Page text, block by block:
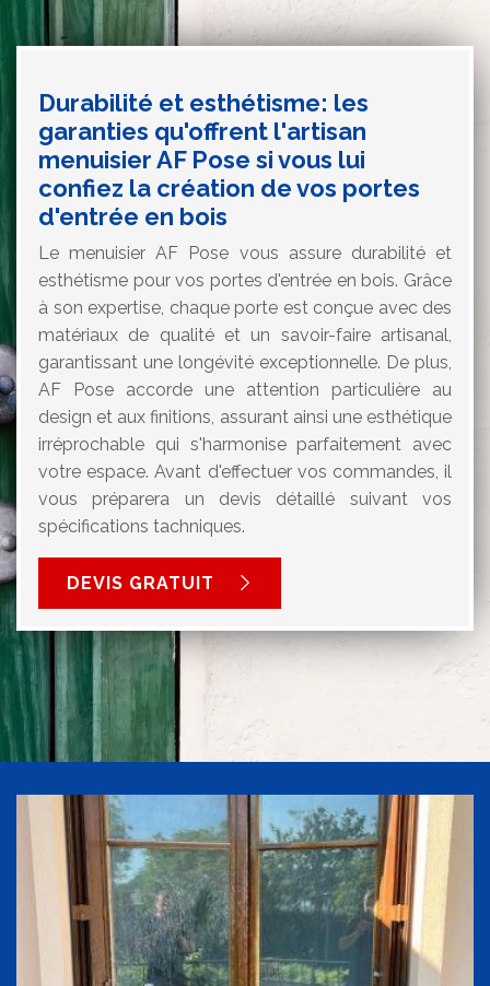
Durabilité et esthétisme: les
garanties qu'offrent l'artisan
menuisier AF Pose si vous lui
confiez la création de vos portes
d'entrée en bois
Le menuisier AF Pose vous assure durabilité et
esthétisme pour vos portes d'entrée en bois. Grâce
à son expertise, chaque porte est conçue avec des
matériaux de qualité et un savoir-faire artisanal,
garantissant une longévité exceptionnelle. De plus,
AF Pose accorde une attention particulière au
design et aux finitions, assurant ainsi une esthétique
irréprochable qui s'harmonise parfaitement avec
votre espace. Avant d'effectuer vos commandes, il
vous préparera un devis détaillé suivant vos
spécifications tachniques.
DEVIS GRATUIT